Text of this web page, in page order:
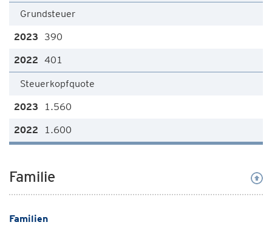
Grundsteuer
390
401
Steuerkopfquote
1.560
1.600
Familie
Familien